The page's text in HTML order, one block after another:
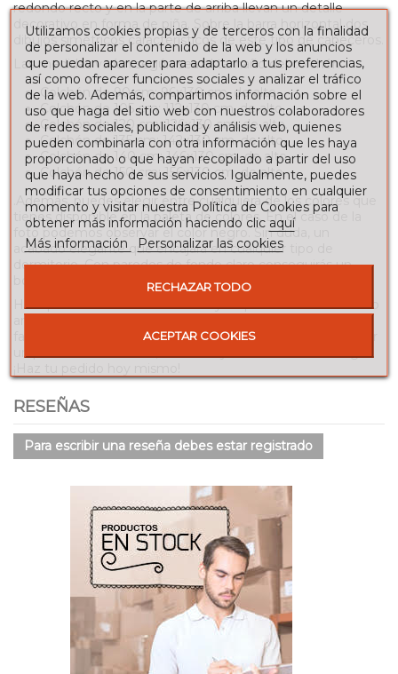
redondo recto y en la parte de arriba llevan un detalle
decorativo en forma de piña. Sobre la barra horizontal dos
dibujos simétricos característicos de este tipo de cabeceros.
Las medidas varían según sea el tamaño del colchón:
Colchón de 90 cm: 96x130 cm. de alto.
Colchón de 105 cm: 112x130 cm. de alto.
Colchón de 120 cm: 126x130 cm. de alto.
Colchón de 135 cm: 142x130 cm. de alto.
Colchón de 140 cm: 146x130 cm. de alto.
Colchón de 150 cm: 156x130 cm. de alto.
.Además, puedes elegir entre cualquiera de los colores que
tienes disponible en la paleta de colores. En el caso de la
foto podemos observar el color negro. Sin duda, un
acabado elegante que encajará en cualquier tipo de
dormitorio. Con paredes de fondo claro conseguirás un
Haz que tu habitación sea única y respetuosa con el medio
ambiente con este cabecero de forja de estilo rústico
fabricado en España. No te pierdas la oportunidad de tener
un producto de calidad, duradero y sostenible en tu hogar.
RESEÑAS
Para escribir una reseña debes estar registrado
Utilizamos cookies propias y de terceros con la finalidad
de personalizar el contenido de la web y los anuncios
que puedan aparecer para adaptarlo a tus preferencias,
así como ofrecer funciones sociales y analizar el tráfico
de la web. Además, compartimos información sobre el
uso que haga del sitio web con nuestros colaboradores
de redes sociales, publicidad y análisis web, quienes
pueden combinarla con otra información que les haya
proporcionado o que hayan recopilado a partir del uso
que haya hecho de sus servicios. Igualmente, puedes
modificar tus opciones de consentimiento en cualquier
momento y visitar nuestra Política de Cookies para
obtener más información haciendo clic aquí
Más información
Personalizar las cookies
RECHAZAR TODO
ACEPTAR COOKIES